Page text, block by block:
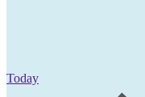
Today